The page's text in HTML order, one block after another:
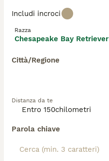
Includi incroci
Razza
Chesapeake Bay Retriever
Città/Regione
Distanza da te
Parola chiave